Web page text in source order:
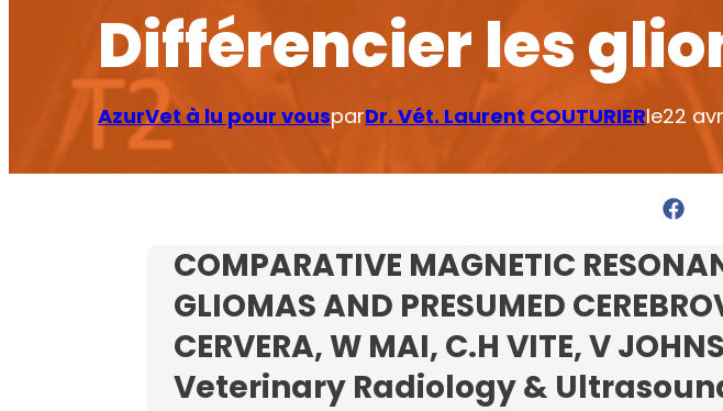
Différencier les
AzurVet à lu pour vousparDr. Vét. Laurent COUTURIERle22
COMPARATIVE MAGNETIC
GLIOMAS AND PRESUMED
CERVERA, W MAI, C.H VITE, V
Veterinary Radiology &